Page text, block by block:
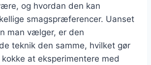
og hvordan den kan
smagspræferencer. Uanset
man vælger, er den
teknik den samme, hvilket gør
at eksperimentere med